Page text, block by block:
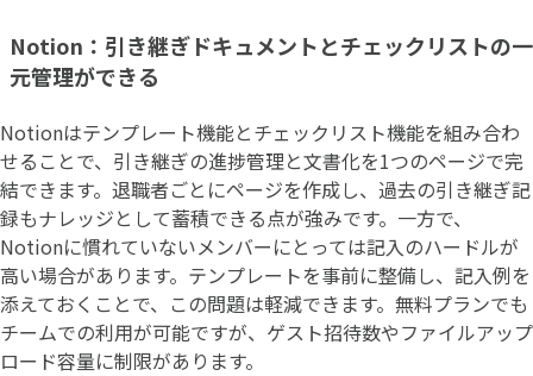
Notion：引き継ぎドキュメントとチェックリストの一
元管理ができる
Notionはテンプレート機能とチェックリスト機能を組み合わ
せることで、引き継ぎの進捗管理と文書化を1つのページで完
結できます。退職者ごとにページを作成し、過去の引き継ぎ記
録もナレッジとして蓄積できる点が強みです。一方で、
Notionに慣れていないメンバーにとっては記入のハードルが
高い場合があります。テンプレートを事前に整備し、記入例を
添えておくことで、この問題は軽減できます。無料プランでも
チームでの利用が可能ですが、ゲスト招待数やファイルアップ
ロード容量に制限があります。